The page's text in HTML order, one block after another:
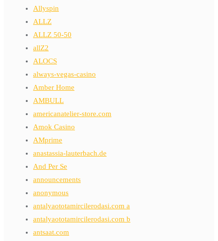
Allyspin
ALLZ
ALLZ 50-50
allZ2
ALOCS
always-vegas-casino
Amber Home
AMBULL
americanatelier-store.com
Amok Casino
AMprime
anastassia-lauterbach.de
And Per Se
announcements
anonymous
antalyaototamircilerodasi.com a
antalyaototamircilerodasi.com b
antsaat.com